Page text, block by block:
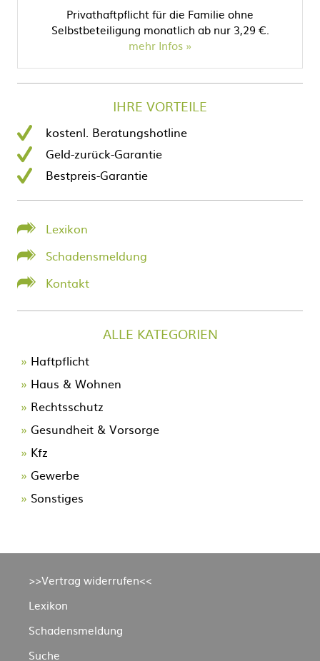
Privathaftpflicht für die Familie ohne
Selbstbeteiligung monatlich ab nur 3,29 €.
mehr Infos
IHRE VORTEILE
kostenl. Beratungshotline
Geld-zurück-Garantie
Bestpreis-Garantie
Lexikon
Schadensmeldung
Kontakt
ALLE KATEGORIEN
Navigation
überspringen
Haftpflicht
Haus & Wohnen
Rechtsschutz
Gesundheit & Vorsorge
Kfz
Gewerbe
Sonstiges
>>Vertrag widerrufen<<
Lexikon
Schadensmeldung
Suche